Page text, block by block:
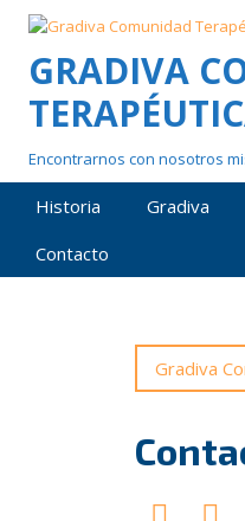
Skip
contentGRADIVA
Encontrarnos con nosotros
Historia Gradiva
Contacto
Gradiva